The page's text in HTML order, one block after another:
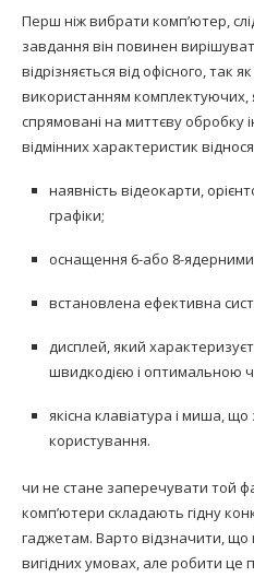
Перш ніж вибрати комп’ютер,
завдання він повинен
відрізняється від офісного, так
використанням комплектуючих,
спрямовані на миттєву обробку
відмінних характеристик
наявність відеокарти,
графіки;
оснащення 6-або 8-
встановлена ефективна
дисплей, який
швидкодією і оптимальною
якісна клавіатура і миша,
користування.
чи не стане заперечувати той
комп’ютери складають гідну
гаджетам. Варто відзначити,
вигідних умовах, але робити це